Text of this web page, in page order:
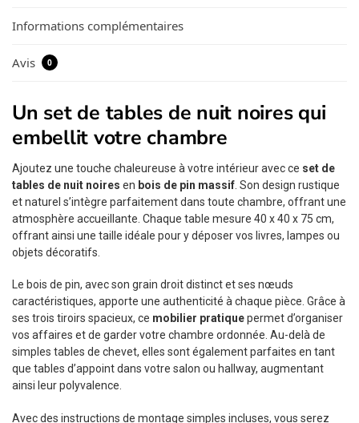
Informations complémentaires
Avis 0
Un set de tables de nuit noires qui
embellit votre chambre
Ajoutez une touche chaleureuse à votre intérieur avec ce set de
tables de nuit noires en bois de pin massif . Son design rustique
et naturel s’intègre parfaitement dans toute chambre, offrant une
atmosphère accueillante. Chaque table mesure 40 x 40 x 75 cm,
offrant ainsi une taille idéale pour y déposer vos livres, lampes ou
objets décoratifs.
Le bois de pin, avec son grain droit distinct et ses nœuds
caractéristiques, apporte une authenticité à chaque pièce. Grâce à
ses trois tiroirs spacieux, ce mobilier pratiquepermet d’organiser
vos affaires et de garder votre chambre ordonnée. Au-delà de
simples tables de chevet, elles sont également parfaites en tant
que tables d’appoint dans votre salon ou hallway, augmentant
ainsi leur polyvalence.
Avec des instructions de montage simples incluses, vous serez